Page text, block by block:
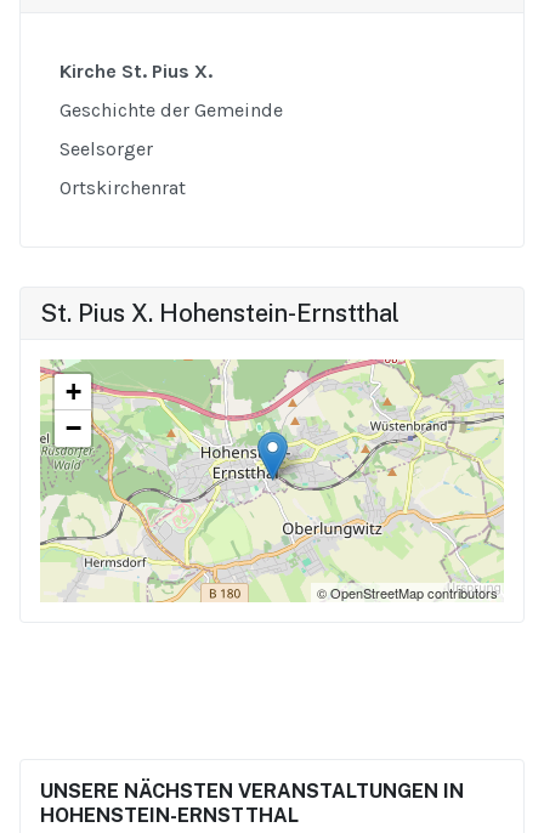
Kirche St. Pius X.
Geschichte der Gemeinde
Seelsorger
Ortskirchenrat
St. Pius X. Hohenstein-Ernstthal
+
−
© OpenStreetMap contributors
UNSERE NÄCHSTEN VERANSTALTUNGEN IN
HOHENSTEIN-ERNSTTHAL